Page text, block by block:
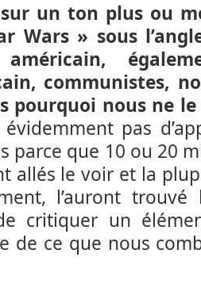
un ton plus ou
Wars » sous
américain,
communistes,
pourquoi nous ne
pas
parce que 10 ou 20
allés le voir et la
l’auront
critiquer un
de ce que nous